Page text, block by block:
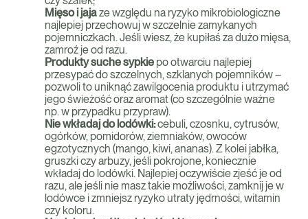
Mięso i jajaze względu na ryzyko mikrobiologiczne
najlepiej przechowuj w szczelnie zamykanych
pojemniczkach. Jeśli wiesz, że kupiłaś za dużo mięsa,
zamroź je od razu.
Produkty suche sypkie po otwarciu najlepiej
przesypać do szczelnych, szklanych pojemników –
pozwoli to uniknąć zawilgocenia produktu i utrzymać
jego świeżość oraz aromat (co szczególnie ważne
np. w przypadku przypraw).
Nie wkładaj do lodówki:cebuli, czosnku, cytrusów,
ogórków, pomidorów, ziemniaków, owoców
egzotycznych (mango, kiwi, ananas). Z kolei jabłka,
gruszki czy arbuzy, jeśli pokrojone, koniecznie
wkładaj do lodówki. Najlepiej oczywiście zjeść je od
razu, ale jeśli nie masz takie możliwości, zamknij je w
lodówce i zmniejsz ryzyko utraty jędrności, witamin
czy koloru.